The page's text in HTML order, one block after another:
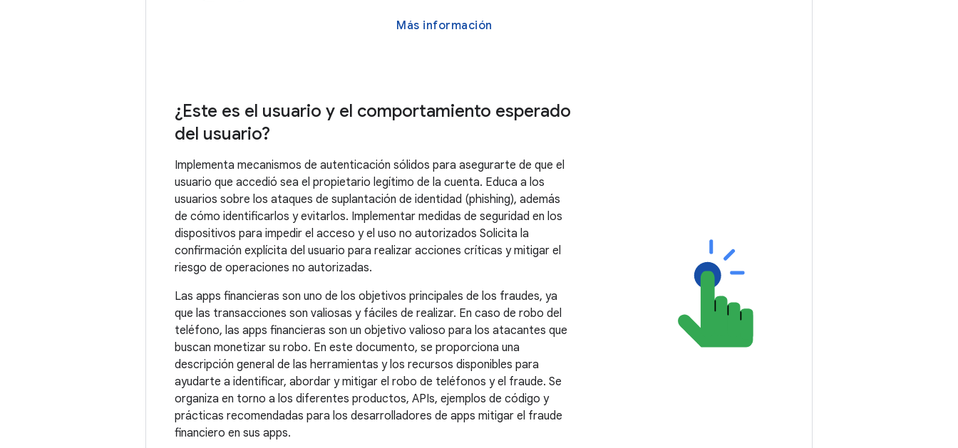
Más información
¿Este es el usuario y el comportamiento esperado
del usuario?
Implementa mecanismos de autenticación sólidos para asegurarte de que el
usuario que accedió sea el propietario legítimo de la cuenta. Educa a los
usuarios sobre los ataques de suplantación de identidad (phishing), además
de cómo identificarlos y evitarlos. Implementar medidas de seguridad en los
dispositivos para impedir el acceso y el uso no autorizados Solicita la
confirmación explícita del usuario para realizar acciones críticas y mitigar el
riesgo de operaciones no autorizadas.
Las apps financieras son uno de los objetivos principales de los fraudes, ya
que las transacciones son valiosas y fáciles de realizar. En caso de robo del
teléfono, las apps financieras son un objetivo valioso para los atacantes que
buscan monetizar su robo. En este documento, se proporciona una
descripción general de las herramientas y los recursos disponibles para
ayudarte a identificar, abordar y mitigar el robo de teléfonos y el fraude. Se
organiza en torno a los diferentes productos, APIs, ejemplos de código y
prácticas recomendadas para los desarrolladores de apps mitigar el fraude
financiero en sus apps.